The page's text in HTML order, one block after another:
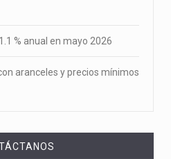
% anual en mayo 2026
aranceles y precios mínimos